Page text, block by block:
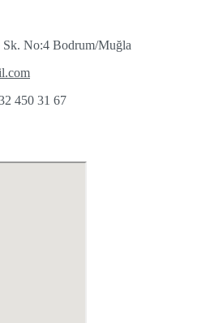
Sk. No:4 Bodrum/Muğla
450 31 67